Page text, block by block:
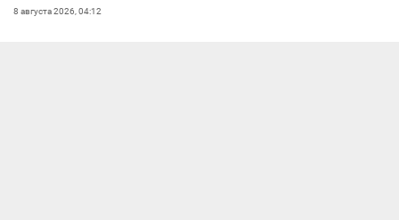
8 августа 2026, 04:12